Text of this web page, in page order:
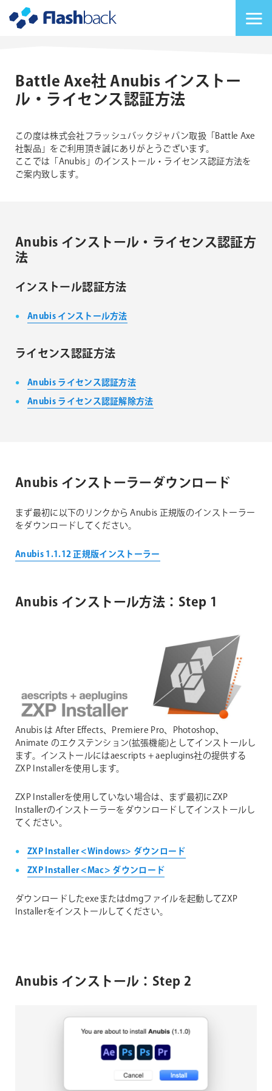
Battle Axe社 Anubis インストー
ル・ライセンス認証方法
この度は株式会社フラッシュバックジャパン取扱「Battle Axe
社製品」をご利用頂き誠にありがとうございます。
ここでは「Anubis」のインストール・ライセンス認証方法を
ご案内致します。
Anubis インストール・ライセンス認証方
法
インストール認証方法
Anubis インストール方法
ライセンス認証方法
Anubis ライセンス認証方法
Anubis ライセンス認証解除方法
Anubis インストーラーダウンロード
まず最初に以下のリンクから Anubis 正規版のインストーラー
をダウンロードしてください。
Anubis 1.1.12 正規版インストーラー
Anubis インストール方法：Step 1
Anubis は After Effects、Premiere Pro、Photoshop、
Animate のエクステンション(拡張機能)としてインストールし
ます。インストールにはaescripts + aeplugins社の提供する
ZXP Installerを使用します。
ZXP Installerを使用していない場合は、まず最初にZXP
Installerのインストーラーをダウンロードしてインストールし
てください。
ZXP Installer <Windows> ダウンロード
ZXP Installer <Mac> ダウンロード
ダウンロードしたexeまたはdmgファイルを起動してZXP
Installerをインストールしてください。
Anubis インストール：Step 2